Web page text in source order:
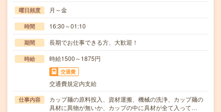
曜日頻度 月～金
時間 16:30～01:10
期間 長期でお仕事できる方、大歓迎！
時給 時給1500～1875円
交通費
交通費規定内支給
仕事内容
カップ麺の原料投入、資材運搬、機械の洗浄、カップ麺の
具材に異物が無いか、カップの中に具材が全て入って…